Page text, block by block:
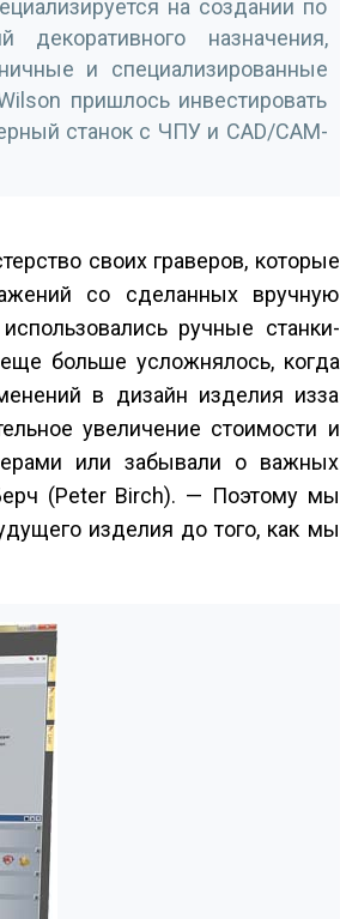
на создании по
декоративного назначения,
и специализированные
пришлось инвестировать
станок с ЧПУ и CAD/CAM-
своих граверов, которые
со сделанных вручную
ручные станки­
больше усложнялось, когда
в дизайн изделия из­за
увеличение стоимости и
или забывали о важных
(Peter Birch). — Поэтому мы
изделия до того, как мы